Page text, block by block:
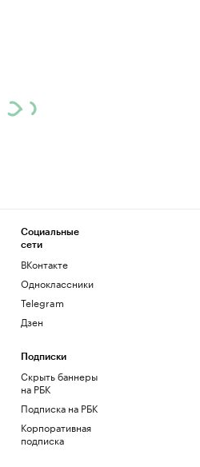
Социальные
сети
ВКонтакте
Одноклассники
Telegram
Дзен
Подписки
Скрыть баннеры
на РБК
Подписка на РБК
Корпоративная
подписка